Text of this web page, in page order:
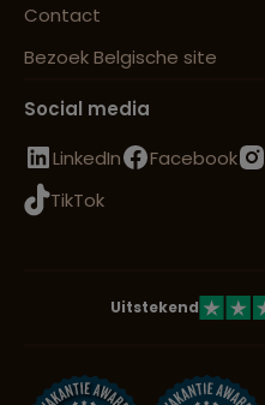
Contact
Bezoek Belgische site
Social media
LinkedIn
Facebook
TikTok
Uitstekend